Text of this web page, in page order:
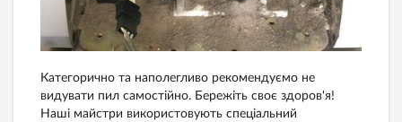
Категорично та наполегливо рекомендуємо не
видувати пил самостійно. Бережіть своє здоров'я!
Наші майстри використовують спеціальний